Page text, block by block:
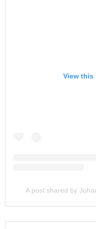
View this
A post shared by